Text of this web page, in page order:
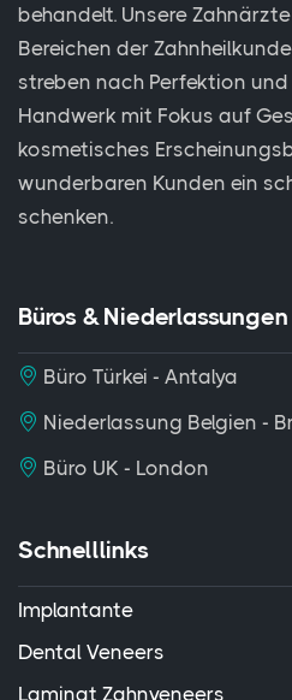
behandelt. Unsere
Bereichen der
streben nach Perfektion
Handwerk mit Fokus auf
kosmetisches
wunderbaren Kunden ein
schenken.
Büros & Niederlassungen
Büro Türkei - Antalya
Niederlassung Belgien -
Büro UK - London
Schnelllinks
Implantante
Dental Veneers
Laminat Zahnveneers